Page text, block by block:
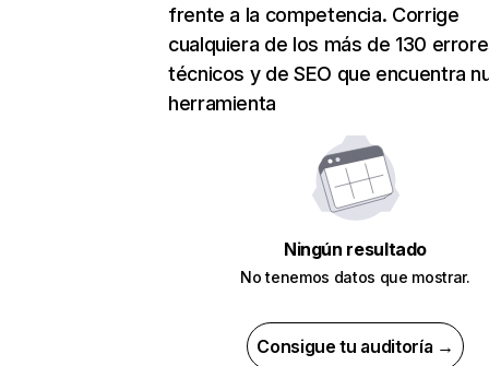
frente a la competencia. Corrige
cualquiera de los más de 130
técnicos y de SEO que encuentra
herramienta
Ningún resultado
No tenemos datos que mostrar.
Consigue tu auditoría →